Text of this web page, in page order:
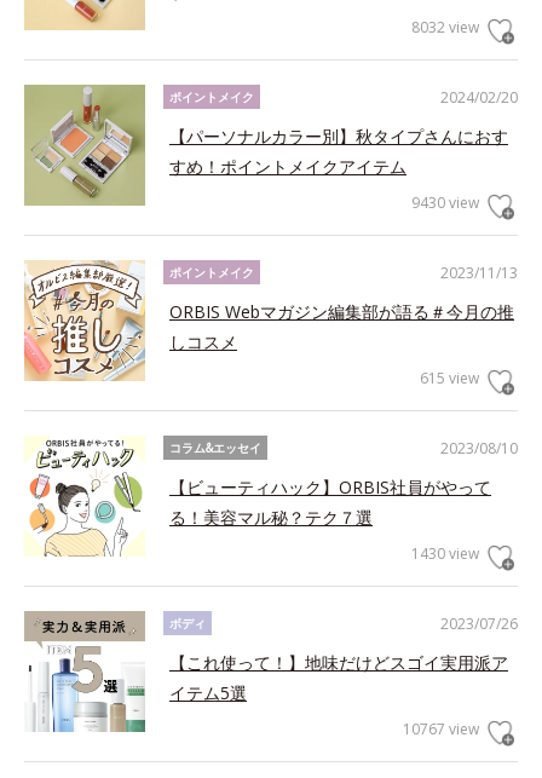
8032 view
2024/02/20
ポイントメイク
【パーソナルカラー別】秋タイプさんにおす
すめ！ポイントメイクアイテム
9430 view
2023/11/13
ポイントメイク
ORBIS Webマガジン編集部が語る＃今月の推
しコスメ
615 view
2023/08/10
コラム&エッセイ
【ビューティハック】ORBIS社員がやって
る！美容マル秘？テク７選
1430 view
2023/07/26
ボディ
【これ使って！】地味だけどスゴイ実用派ア
イテム5選
10767 view